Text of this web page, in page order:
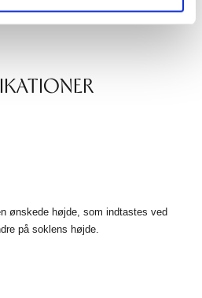
ønskede højde, som indtastes ved
på soklens højde.